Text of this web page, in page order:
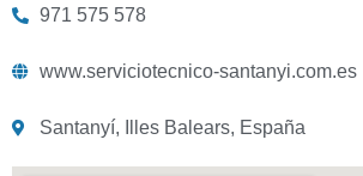
971 575 578
www.serviciotecnico-santanyi.com.es
Santanyí, Illes Balears, España